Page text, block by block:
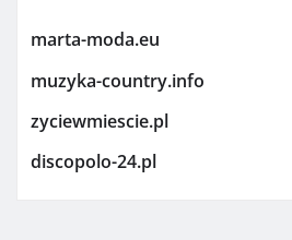
marta-moda.eu
muzyka-country.info
zyciewmiescie.pl
discopolo-24.pl